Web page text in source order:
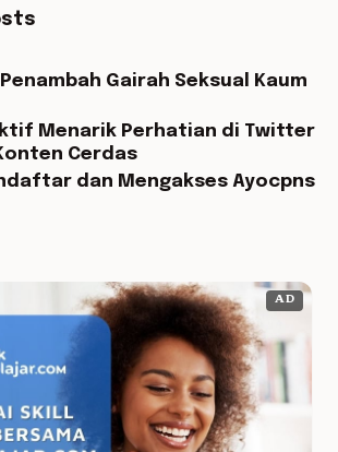
Gairah Seksual Kaum
Menarik Perhatian di Twitter
Cerdas
dan Mengakses Ayocpns
AD